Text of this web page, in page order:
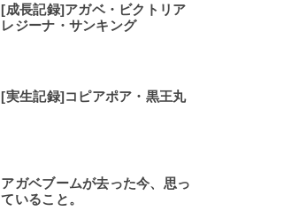
[成長記録]アガベ・ビクトリア
レジーナ・サンキング
[実生記録]コピアポア・黒王丸
アガベブームが去った今、思っ
ていること。